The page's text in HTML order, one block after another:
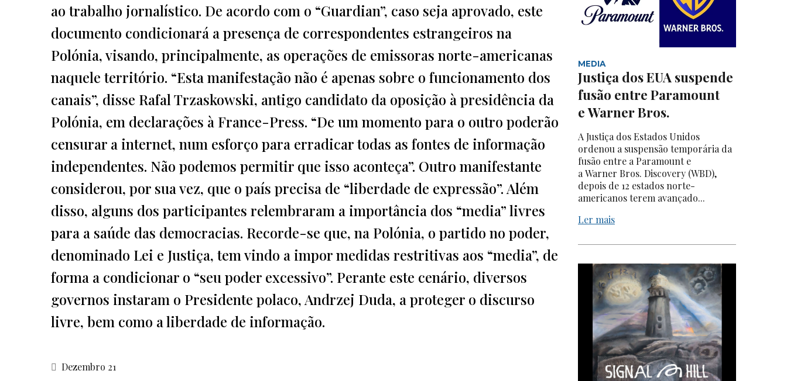
ao trabalho jornalístico. De acordo com o “Guardian”, caso seja aprovado, este
documento condicionará a presença de correspondentes estrangeiros na
Polónia, visando, principalmente, as operações de emissoras norte-americanas
naquele território. “Esta manifestação não é apenas sobre o funcionamento dos
canais”, disse Rafal Trzaskowski, antigo candidato da oposição à presidência da
Polónia, em declarações à France-Press. “De um momento para o outro poderão
censurar a internet, num esforço para erradicar todas as fontes de informação
independentes. Não podemos permitir que isso aconteça”. Outro manifestante
considerou, por sua vez, que o país precisa de “liberdade de expressão”. Além
disso, alguns dos participantes relembraram a importância dos “media” livres
para a saúde das democracias. Recorde-se que, na Polónia, o partido no poder,
denominado Lei e Justiça, tem vindo a impor medidas restritivas aos “media”, de
forma a condicionar o “seu poder excessivo”. Perante este cenário, diversos
governos instaram o Presidente polaco, Andrzej Duda, a proteger o discurso
livre, bem como a liberdade de informação.
Dezembro 21
MEDIA
Justiça dos EUA suspende
fusão entre Paramount
e Warner Bros.
A Justiça dos Estados Unidos
ordenou a suspensão temporária da
fusão entre a Paramount e
a Warner Bros. Discovery (WBD),
depois de 12 estados norte-
americanos terem avançado...
Ler mais